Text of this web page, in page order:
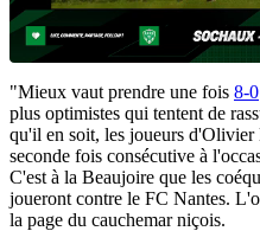
"Mieux vaut prendre une fois 8-0
plus optimistes qui tentent de
qu'il en soit, les joueurs
seconde fois consécutive à
C'est à la Beaujoire que les
joueront contre le FC Nantes.
la page du cauchemar niçois.